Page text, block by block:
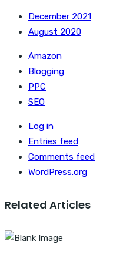
December 2021
August 2020
Amazon
Blogging
PPC
SEO
Log in
Entries feed
Comments feed
WordPress.org
Related Articles